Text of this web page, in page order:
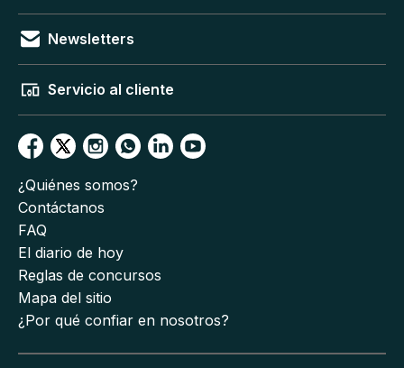
Newsletters
Servicio al cliente
¿Quiénes somos?
Contáctanos
FAQ
El diario de hoy
Reglas de concursos
Mapa del sitio
¿Por qué confiar en nosotros?